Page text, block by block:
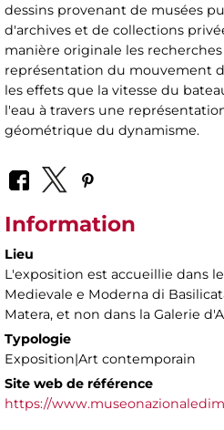
dessins provenant de musées
d'archives et de collections
manière originale les
représentation du mouvement
les effets que la vitesse du
l'eau à travers une
géométrique du dynamisme.
Information
Lieu
L'exposition est accueillie dans
Medievale e Moderna di
Matera, et non dans la Galerie
Typologie
Exposition|Art contemporain
Site web de référence
https://